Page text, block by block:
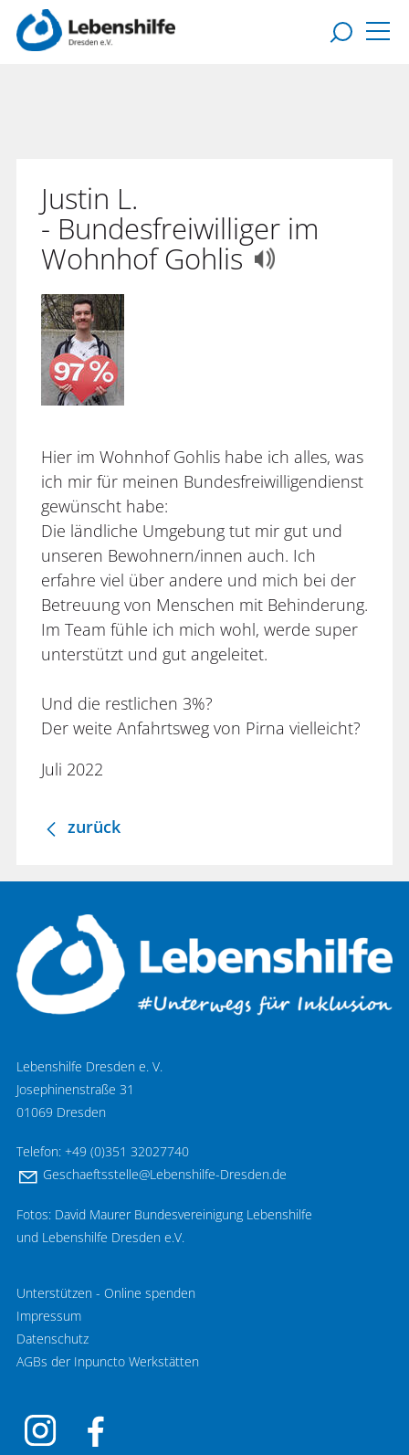
Justin L.
- Bundesfreiwilliger im
Wohnhof Gohlis
Hier im Wohnhof Gohlis habe ich alles, was
ich mir für meinen Bundesfreiwilligendienst
gewünscht habe:
Die ländliche Umgebung tut mir gut und
unseren Bewohnern/innen auch. Ich
erfahre viel über andere und mich bei der
Betreuung von Menschen mit Behinderung.
Im Team fühle ich mich wohl, werde super
unterstützt und gut angeleitet.
Und die restlichen 3%?
Der weite Anfahrtsweg von Pirna vielleicht?
Juli 2022
zurück
Lebenshilfe Dresden e. V.
Josephinenstraße 31
01069 Dresden
Telefon: +49 (0)351 32027740
G sch ftsst ll L b nsh lf -Dr sd nd
Fotos: David Maurer Bundesvereinigung Lebenshilfe
und Lebenshilfe Dresden e.V.
Unterstützen - Online spenden
Impressum
Datenschutz
AGBs der Inpuncto Werkstätten